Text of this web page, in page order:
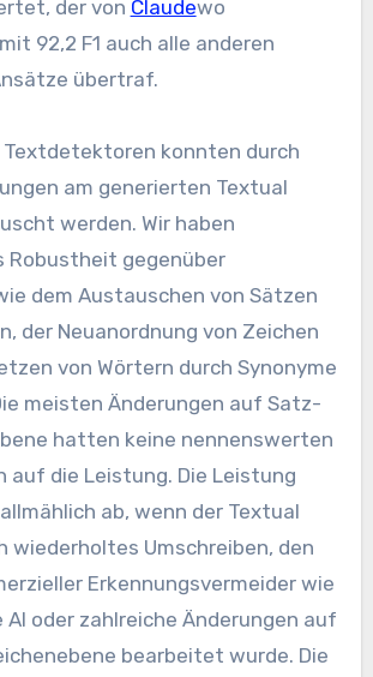
der von Claudewo
92,2 F1 auch alle anderen
übertraf.
konnten durch
am generierten Textual
werden. Wir haben
Robustheit gegenüber
dem Austauschen von Sätzen
der Neuanordnung von Zeichen
von Wörtern durch Synonyme
meisten Änderungen auf Satz-
hatten keine nennenswerten
auf die Leistung. Die Leistung
ab, wenn der Textual
wiederholtes Umschreiben, den
Erkennungsvermeider wie
oder zahlreiche Änderungen auf
bearbeitet wurde. Die